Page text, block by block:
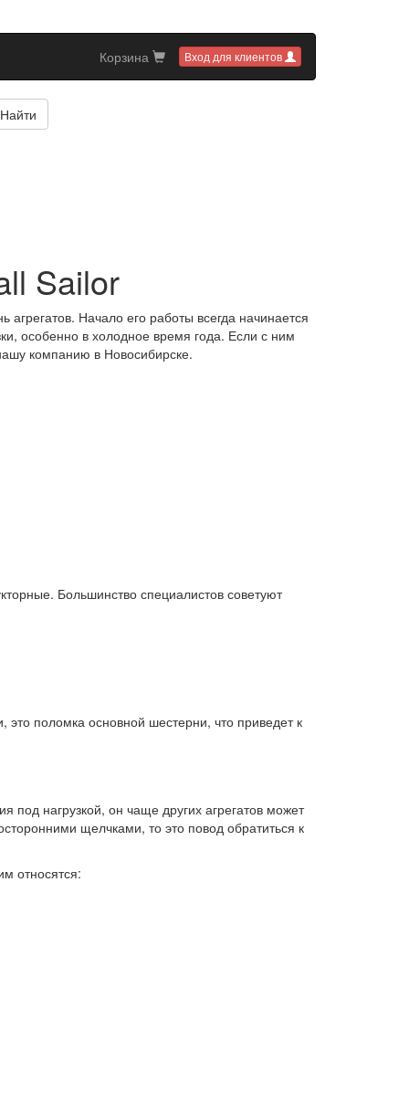
Вход для клиентов
Корзина
Найти
Sailor
Начало его работы всегда начинается
особенно в холодное время года. Если с ним
компанию в Новосибирске.
Большинство специалистов советуют
поломка основной шестерни, что приведет к
нагрузкой, он чаще других агрегатов может
щелчками, то это повод обратиться к
относятся: